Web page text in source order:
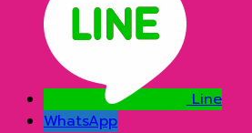
Line
WhatsApp